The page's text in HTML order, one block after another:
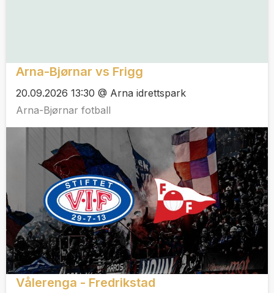
Arna-Bjørnar vs Frigg
20.09.2026 13:30 @ Arna idrettspark
Arna-Bjørnar fotball
Vålerenga - Fredrikstad